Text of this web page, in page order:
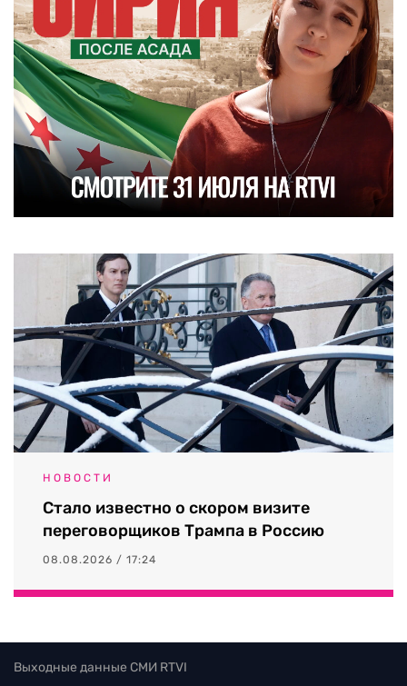
НОВОСТИ
Стало известно о скором визите
переговорщиков Трампа в Россию
08.08.2026 / 17:24
Выходные данные СМИ RTVI